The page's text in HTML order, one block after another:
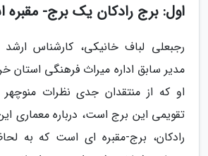
اول: برج رادکان یک برج-
رجبعلی لباف خانیکی، کارشناس
مدیر سابق اداره میراث فرهنگی
او که از منتقدان جدی نظرات منوچهر
تقویمی این برج است، درباره معماری
رادکان، برج-مقبره ای است که به